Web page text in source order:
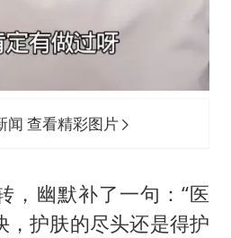
闻 查看精彩图片
，幽默补了一句：“医
，护肤的尽头还是得护